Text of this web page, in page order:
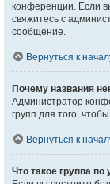
конференции. Если
свяжитесь с
сообщение.
Вернуться к
Почему названия
Администратор
групп для того,
Вернуться к
Что такое группа